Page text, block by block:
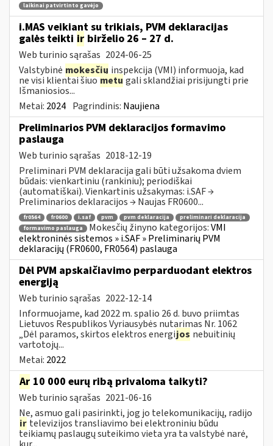
laikinai patvirtinto gavėjo
i.MAS veikiant su trikiais, PVM deklaracijas
galės teikti ir birželio 26 – 27 d.
Web turinio sąrašas 2024-06-25
Valstybinė mokesčių inspekcija (VMI) informuoja, kad
ne visi klientai šiuometu gali sklandžiai prisijungti prie
Išmaniosios...
Metai: 2024 Pagrindinis: Naujiena
Preliminarios PVM deklaracijos formavimo
paslauga
Web turinio sąrašas 2018-12-19
Preliminari PVM deklaracija gali būti užsakoma dviem
būdais: vienkartiniu (rankiniu); periodiškai
(automatiškai). Vienkartinis užsakymas: i.SAF →
Preliminarios deklaracijos → Naujas FR0600...
fr0564 fr0600 i.saf pvm pvm deklaracija
preliminari deklaracija
formavimo paslauga
Mokesčių žinyno kategorijos:VMI
elektroninės sistemos » i.SAF » Preliminarių PVM
deklaracijų (FR0600, FR0564) paslauga
Dėl PVM apskaičiavimo perparduodant elektros
energiją
Web turinio sąrašas 2022-12-14
Informuojame, kad 2022 m. spalio 26 d. buvo priimtas
Lietuvos Respublikos Vyriausybės nutarimas Nr. 1062
„Dėl paramos, skirtos elektros energijos nebuitinių
vartotojų...
Metai: 2022
Ar 10 000 eurų ribą privaloma taikyti?
Web turinio sąrašas 2021-06-16
Ne, asmuo gali pasirinkti, jog jo telekomunikacijų, radijo
ir televizijos transliavimo bei elektroniniu būdu
teikiamų paslaugų suteikimo vieta yra ta valstybė narė,